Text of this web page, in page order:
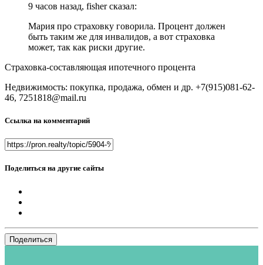
9 часов назад, fisher сказал:
Мария про страховку говорила. Процент должен
быть таким же для инвалидов, а вот страховка
может, так как риски другие.
Страховка-составляющая ипотечного процента
Недвижимость: покупка, продажа, обмен и др. +7(915)081-62-
46, 7251818@mail.ru
Ссылка на комментарий
Поделиться на другие сайты
Поделиться